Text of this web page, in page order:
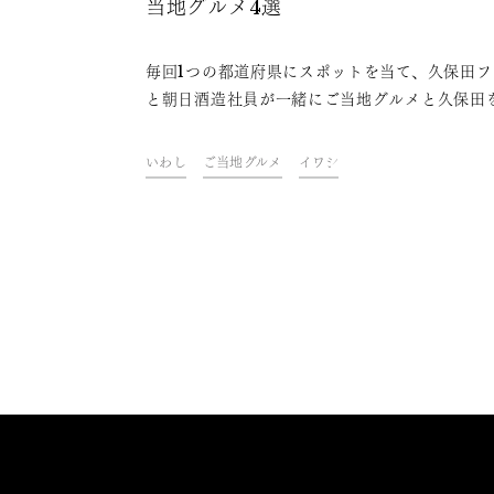
当地グルメ4選
毎回1つの都道府県にスポットを当て、久保田
と朝日酒造社員が一緒にご当地グルメと久保田
楽しむオンライン飲み会「久保田ご当地グルメ
部」。今回は、千葉県をテーマに開催しました
いわし ご当地グルメ イワシ